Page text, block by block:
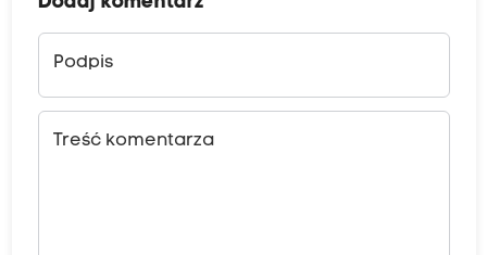
Podpis
Treść komentarza